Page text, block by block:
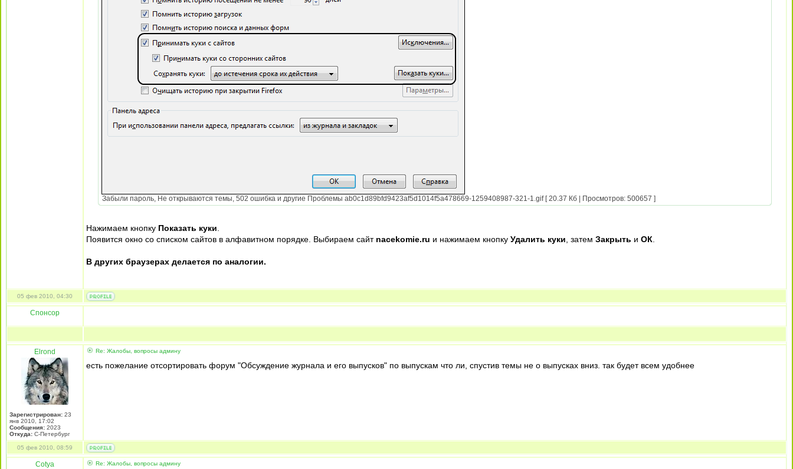
Забыли пароль, Не открываются темы, 502 ошибка и другие Проблемы ab0c1d89bfd9423af5d1014f5a478669-1259408987-321-1.gif [ 20.37 Кб | Просмотров: 500657 ]
Нажимаем кнопку Показать куки
Появится окно со списком сайтов в алфавитном порядке. Выбираем сайт nacekomie.ru и нажимаем кнопку Удалить куки , затем Закрыть и ОК
В других браузерах делается по аналогии.
05 фев 2010, 04:30
Спонсор
Elrond
Зарегистрирован: 23
янв 2010, 17:02
Сообщения: 2023
Откуда: С-Петербург
Re: Жалобы, вопросы админу
есть пожелание отсортировать форум "Обсуждение журнала и его выпусков" по выпускам что ли, спустив темы не о выпусках вниз. так будет всем удобнее
05 фев 2010, 08:59
Cotya Re: Жалобы, вопросы админу